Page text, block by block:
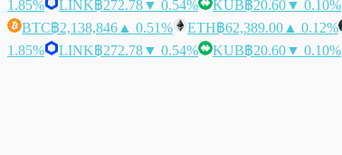
1.85%
LINK฿272.78▼ 0.54% KUB฿20.60▼ 0.10%
BTC฿2,138,846 ▲ 0.51% ETH฿62,389.00 ▲ 0.12%
1.85%
LINK฿272.78▼ 0.54% KUB฿20.60▼ 0.10%